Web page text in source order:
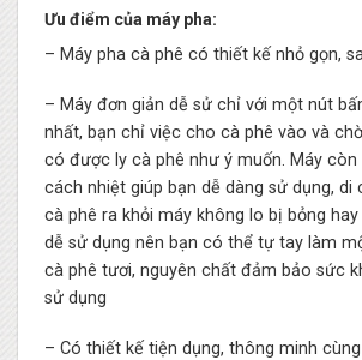
Ưu điểm của máy pha:
– Máy pha cà phê có thiết kế nhỏ gọn,
– Máy đơn giản dễ sử chỉ với một nút
nhất, bạn chỉ việc cho cà phê vào và
có được ly cà phê như ý muốn. Máy
cách nhiệt giúp bạn dễ dàng sử dụng, di
cà phê ra khỏi máy không lo bị bỏng
dễ sử dụng nên bạn có thể tự tay làm
cà phê tươi, nguyên chất đảm bảo sức
sử dụng
– Có thiết kế tiện dụng, thông minh